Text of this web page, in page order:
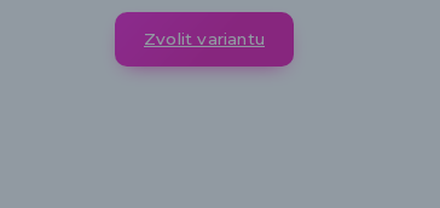
Zvolit variantu